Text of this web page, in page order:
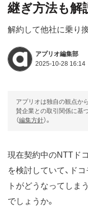
継ぎ方法も解
解約して他社に乗り
アプリオ編集部
2025-10-28 16:14
アプリオは独自の観点か
賛企業との取引関係に基
（編集方針）。
現在契約中のNTTド
を検討していて、ド
トがどうなってしま
でしょうか。